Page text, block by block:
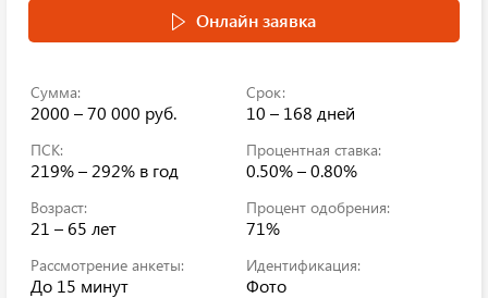
Онлайн заявка
Сумма:
2000 – 70 000 руб.
Срок:
10 – 168 дней
ПСК:
219% – 292% в год
Процентная ставка:
0.50% – 0.80%
Возраст:
21 – 65 лет
Процент одобрения:
71%
Рассмотрение анкеты:
До 15 минут
Идентификация:
Фото